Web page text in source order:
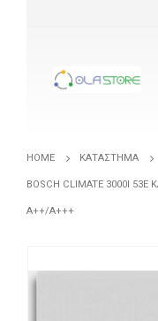
HOME ΚΑΤΆΣΤΗΜΑ
BOSCH CLIMATE 3000I 53E
A++/A+++